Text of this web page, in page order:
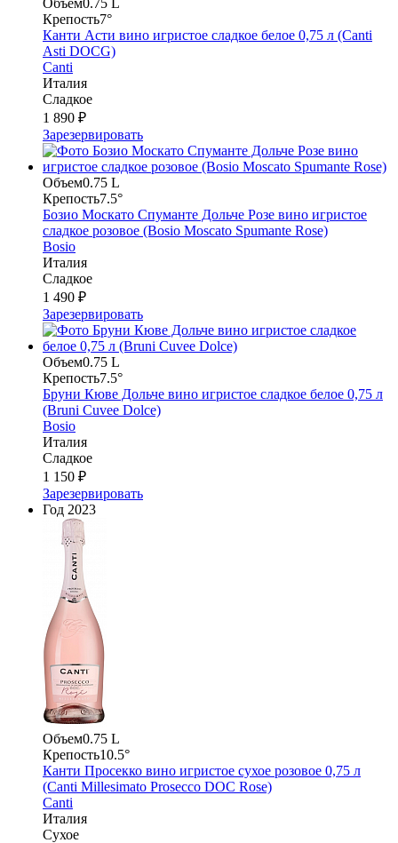
Крепость7°
Канти Асти вино игристое сладкое белое 0,75 л (Canti
Asti DOCG)
Canti
Италия
Сладкое
1 890 ₽
Зарезервировать
Объем0.75 L
Крепость7.5°
Бозио Москато Спуманте Дольче Розе вино игристое
сладкое розовое (Bosio Moscato Spumante Rose)
Bosio
Италия
Сладкое
1 490 ₽
Зарезервировать
Объем0.75 L
Крепость7.5°
Бруни Кюве Дольче вино игристое сладкое белое 0,75 л
(Bruni Cuvеe Dolce)
Bosio
Италия
Сладкое
1 150 ₽
Зарезервировать
Год 2023
Объем0.75 L
Крепость10.5°
Канти Просекко вино игристое сухое розовое 0,75 л
(Canti Millesimato Prosecco DOC Rose)
Canti
Италия
Сухое